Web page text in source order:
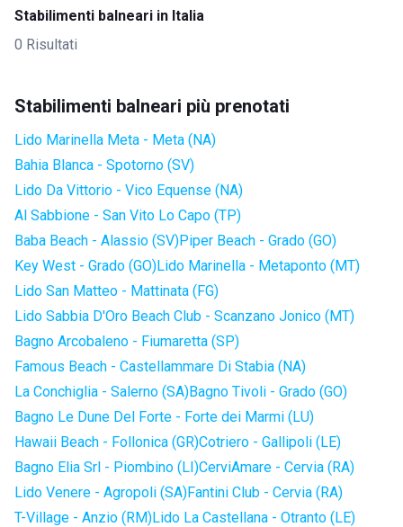
Stabilimenti balneari in Italia
0 Risultati
Stabilimenti balneari più prenotati
Lido Marinella Meta - Meta (NA)
Bahia Blanca - Spotorno (SV)
Lido Da Vittorio - Vico Equense (NA)
Al Sabbione - San Vito Lo Capo (TP)
Baba Beach - Alassio (SV)Piper Beach - Grado (GO)
Key West - Grado (GO)Lido Marinella - Metaponto (MT)
Lido San Matteo - Mattinata (FG)
Lido Sabbia D'Oro Beach Club - Scanzano Jonico (MT)
Bagno Arcobaleno - Fiumaretta (SP)
Famous Beach - Castellammare Di Stabia (NA)
La Conchiglia - Salerno (SA)Bagno Tivoli - Grado (GO)
Bagno Le Dune Del Forte - Forte dei Marmi (LU)
Hawaii Beach - Follonica (GR)Cotriero - Gallipoli (LE)
Bagno Elia Srl - Piombino (LI)CerviAmare - Cervia (RA)
Lido Venere - Agropoli (SA)Fantini Club - Cervia (RA)
T-Village - Anzio (RM)Lido La Castellana - Otranto (LE)